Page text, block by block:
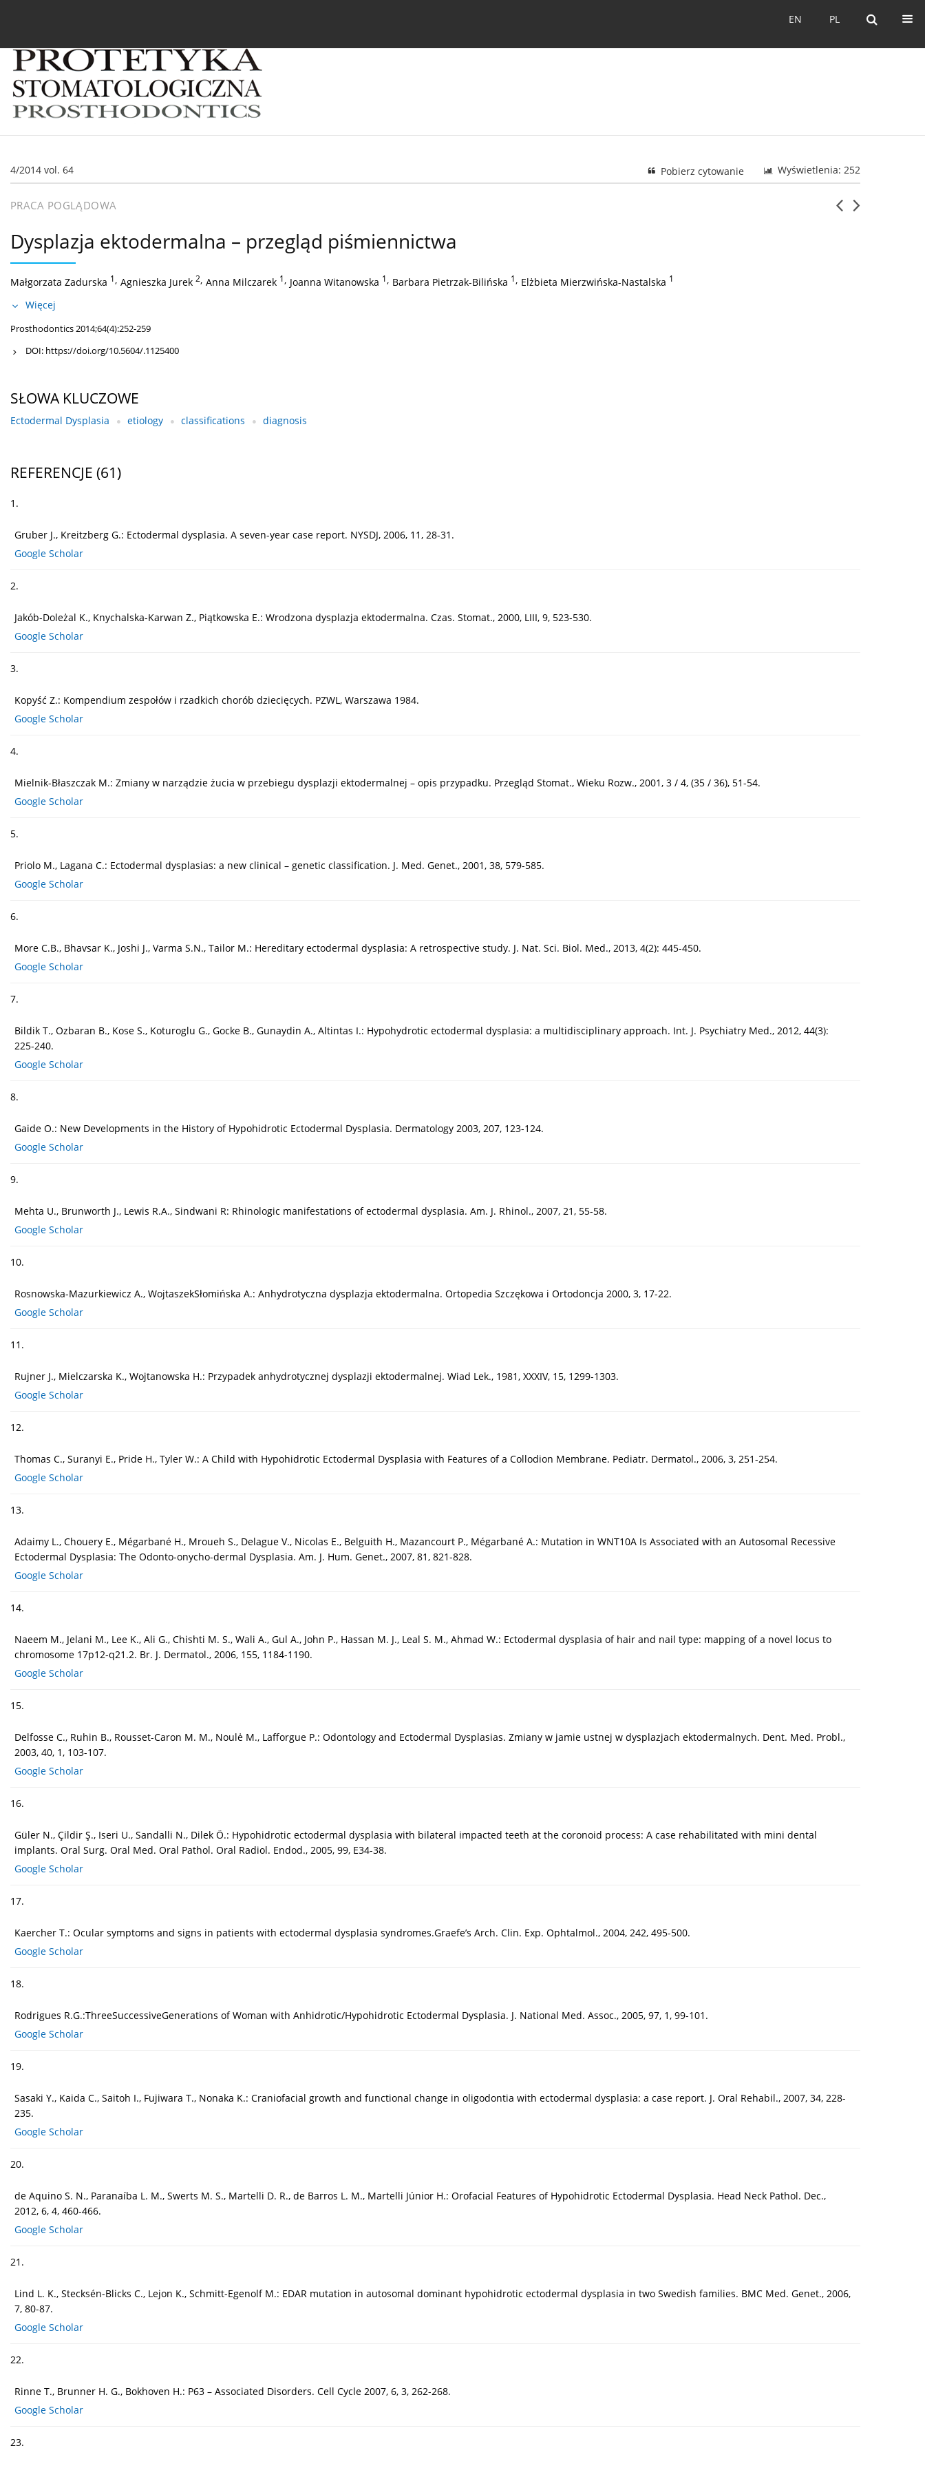
PL
EN PL
EN
4/2014 vol. 64 Wyświetlenia: 252
Pobierz cytowanie
PRACA POGLĄDOWA
Dysplazja ektodermalna – przegląd piśmiennictwa
Małgorzata Zadurska 1, Agnieszka Jurek 2, Anna Milczarek 1, Joanna Witanowska 1, Barbara Pietrzak-Bilińska 1, Elżbieta Mierzwińska-Nastalska 1
Więcej
Prosthodontics 2014;64(4):252-259
DOI: https://doi.org/10.5604/.1125400
SŁOWA KLUCZOWE
Ectodermal Dysplasia etiology classifications diagnosis
REFERENCJE (61)
1.
Gruber J., Kreitzberg G.: Ectodermal dysplasia. A seven-year case report. NYSDJ, 2006, 11, 28-31.
Google Scholar
2.
Jakób-Doleżal K., Knychalska-Karwan Z., Piątkowska E.: Wrodzona dysplazja ektodermalna. Czas. Stomat., 2000, LIII, 9, 523-530.
Google Scholar
3.
Kopyść Z.: Kompendium zespołów i rzadkich chorób dziecięcych. PZWL, Warszawa 1984.
Google Scholar
4.
Mielnik-Błaszczak M.: Zmiany w narządzie żucia w przebiegu dysplazji ektodermalnej – opis przypadku. Przegląd Stomat., Wieku Rozw., 2001, 3 / 4, (35 / 36), 51-54.
Google Scholar
5.
Priolo M., Lagana C.: Ectodermal dysplasias: a new clinical – genetic classification. J. Med. Genet., 2001, 38, 579-585.
Google Scholar
6.
More C.B., Bhavsar K., Joshi J., Varma S.N., Tailor M.: Hereditary ectodermal dysplasia: A retrospective study. J. Nat. Sci. Biol. Med., 2013, 4(2): 445-450.
Google Scholar
7.
Bildik T., Ozbaran B., Kose S., Koturoglu G., Gocke B., Gunaydin A., Altintas I.: Hypohydrotic ectodermal dysplasia: a multidisciplinary approach. Int. J. Psychiatry Med., 2012, 44(3):
225-240.
Google Scholar
8.
Gaide O.: New Developments in the History of Hypohidrotic Ectodermal Dysplasia. Dermatology 2003, 207, 123-124.
Google Scholar
9.
Mehta U., Brunworth J., Lewis R.A., Sindwani R: Rhinologic manifestations of ectodermal dysplasia. Am. J. Rhinol., 2007, 21, 55-58.
Google Scholar
10.
Rosnowska-Mazurkiewicz A., WojtaszekSłomińska A.: Anhydrotyczna dysplazja ektodermalna. Ortopedia Szczękowa i Ortodoncja 2000, 3, 17-22.
Google Scholar
11.
Rujner J., Mielczarska K., Wojtanowska H.: Przypadek anhydrotycznej dysplazji ektodermalnej. Wiad Lek., 1981, XXXIV, 15, 1299-1303.
Google Scholar
12.
Thomas C., Suranyi E., Pride H., Tyler W.: A Child with Hypohidrotic Ectodermal Dysplasia with Features of a Collodion Membrane. Pediatr. Dermatol., 2006, 3, 251-254.
Google Scholar
13.
Adaimy L., Chouery E., Mégarbané H., Mroueh S., Delague V., Nicolas E., Belguith H., Mazancourt P., Mégarbané A.: Mutation in WNT10A Is Associated with an Autosomal Recessive
Ectodermal Dysplasia: The Odonto-onycho-dermal Dysplasia. Am. J. Hum. Genet., 2007, 81, 821-828.
Google Scholar
14.
Naeem M., Jelani M., Lee K., Ali G., Chishti M. S., Wali A., Gul A., John P., Hassan M. J., Leal S. M., Ahmad W.: Ectodermal dysplasia of hair and nail type: mapping of a novel locus to
chromosome 17p12-q21.2. Br. J. Dermatol., 2006, 155, 1184-1190.
Google Scholar
15.
Delfosse C., Ruhin B., Rousset-Caron M. M., Noulė M., Lafforgue P.: Odontology and Ectodermal Dysplasias. Zmiany w jamie ustnej w dysplazjach ektodermalnych. Dent. Med. Probl.,
2003, 40, 1, 103-107.
Google Scholar
16.
Güler N., Çildir Ş., Iseri U., Sandalli N., Dilek Ö.: Hypohidrotic ectodermal dysplasia with bilateral impacted teeth at the coronoid process: A case rehabilitated with mini dental
implants. Oral Surg. Oral Med. Oral Pathol. Oral Radiol. Endod., 2005, 99, E34-38.
Google Scholar
17.
Kaercher T.: Ocular symptoms and signs in patients with ectodermal dysplasia syndromes.Graefe’s Arch. Clin. Exp. Ophtalmol., 2004, 242, 495-500.
Google Scholar
18.
Rodrigues R.G.:ThreeSuccessiveGenerations of Woman with Anhidrotic/Hypohidrotic Ectodermal Dysplasia. J. National Med. Assoc., 2005, 97, 1, 99-101.
Google Scholar
19.
Sasaki Y., Kaida C., Saitoh I., Fujiwara T., Nonaka K.: Craniofacial growth and functional change in oligodontia with ectodermal dysplasia: a case report. J. Oral Rehabil., 2007, 34, 228-
235.
Google Scholar
20.
de Aquino S. N., Paranaíba L. M., Swerts M. S., Martelli D. R., de Barros L. M., Martelli Júnior H.: Orofacial Features of Hypohidrotic Ectodermal Dysplasia. Head Neck Pathol. Dec.,
2012, 6, 4, 460-466.
Google Scholar
21.
Lind L. K., Stecksén-Blicks C., Lejon K., Schmitt-Egenolf M.: EDAR mutation in autosomal dominant hypohidrotic ectodermal dysplasia in two Swedish families. BMC Med. Genet., 2006,
7, 80-87.
Google Scholar
22.
Rinne T., Brunner H. G., Bokhoven H.: P63 – Associated Disorders. Cell Cycle 2007, 6, 3, 262-268.
Google Scholar
23.